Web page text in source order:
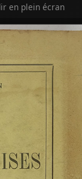
en plein écran